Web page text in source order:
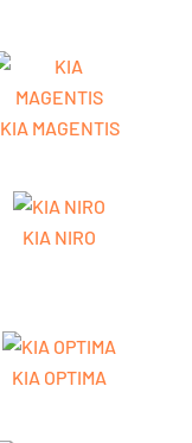
KIA MAGENTIS
KIA NIRO
KIA OPTIMA